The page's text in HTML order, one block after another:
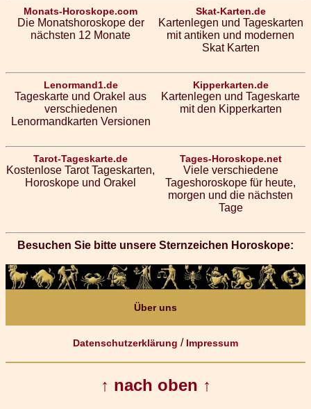
Monats-Horoskope.com
Die Monatshoroskope der
nächsten 12 Monate
Skat-Karten.de
Kartenlegen und Tageskarten
mit antiken und modernen
Skat Karten
Lenormand1.de
Tageskarte und Orakel aus
verschiedenen
Lenormandkarten Versionen
Kipperkarten.de
Kartenlegen und Tageskarte
mit den Kipperkarten
Tarot-Tageskarte.de
Kostenlose Tarot Tageskarten,
Horoskope und Orakel
Tages-Horoskope.net
Viele verschiedene
Tageshoroskope für heute,
morgen und die nächsten
Tage
Besuchen Sie bitte unsere Sternzeichen Horoskope:
Über uns
Datenschutzerklärung / Impressum
↑ nach oben ↑